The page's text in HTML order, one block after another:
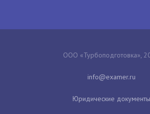
ООО «Турбоподготовка»,
Юридические документы